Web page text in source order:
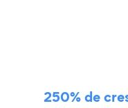
250% de